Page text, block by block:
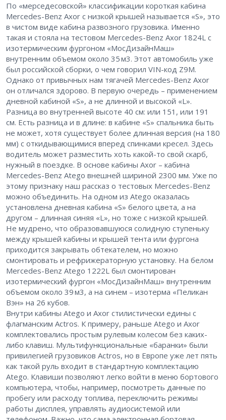
По «мерседесовской» классификации короткая кабина
Mercedes-Benz Axor с низкой крышей называется «S», это
в чистом виде кабина развозного грузовика. Именно
такая и стояла на тестовом Mercedes-Benz Axor 1824L с
изотермическим фургоном «МосДизайнМаш»
внутренним объемом около 35 м3. Этот автомобиль уже
был российской сборки, о чем говорил VIN-код Z9M.
Однако от привычных нам тягачей Mercedes-Benz Axor
он отличался здорово. В первую очередь – применением
дневной кабиной «S», а не длинной и высокой «L».
Разница во внутренней высоте 40 см: или 151, или 191
см. Есть разница и в длине: в кабине «S» спальника быть
не может, хотя существует более длинная версия (на 180
мм) с откидывающимися вперед спинками кресел. Здесь
водитель может разместить хоть какой-то свой скарб,
нужный в поездке. В основе кабины Axor – кабина
Mercedes-Benz Atego внешней шириной 2300 мм. Уже по
этому признаку наш рассказ о тестовых Mercedes-Benz
можно объединить. На одном из Atego оказалась
установлена дневная кабина «S» белого цвета, а на
другом – длинная синяя «L», но тоже с низкой крышей.
Не мудрено, что образовавшуюся солидную ступеньку
между крышей кабины и крышей тента или фургона
приходится закрывать обтекателем, но можно
смонтировать и рефрижераторную установку. На белом
Mercedes-Benz Atego 1222L был смонтирован
изотермический фургон «МосДизайнМаш» внутренним
объемом около 39 м3, а на синем – изотерма «Пеликан
Вэн» на 26 кубов.
Внутри кабины Atego и Axor стилистически едины с
флагманским Actros. К примеру, раньше Atego и Axor
комплектовались простым рулевым колесом без каких-
либо клавиш. Мультифункциональные «баранки» были
привилегией грузовиков Actros, но в Европе уже лет пять
как такой руль входит в стандартную комплектацию
Atego. Клавиши позволяют легко войти в меню бортового
компьютера, чтобы, например, посмотреть данные по
пробегу или расходу топлива, переключить режимы
работы дисплея, управлять аудиосистемой или